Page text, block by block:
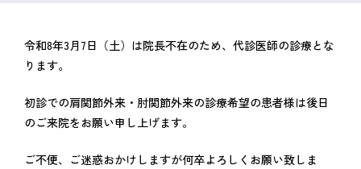
令和8年3月7日（土）は院長不在のため、代診医師の診療とな
ります。
初診での肩関節外来・肘関節外来の診療希望の患者様は後日
のご来院をお願い申し上げます。
ご不便、ご迷惑おかけしますが何卒よろしくお願い致しま